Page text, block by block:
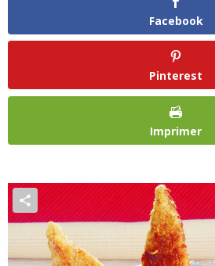
Facebook
Pinterest
Imprimer